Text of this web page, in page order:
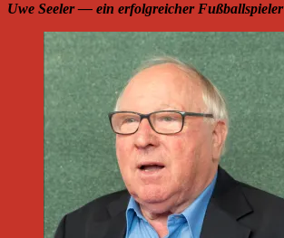
Uwe Seeler — ein erfolgreicher Fußballspieler